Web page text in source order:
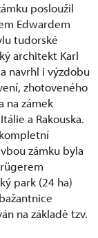
posloužil
Edwardem
tudorské
architekt Karl
navrhl i výzdobu
zhotoveného
na zámek
a Rakouska.
zámku byla
park (24 ha)
na základě tzv.